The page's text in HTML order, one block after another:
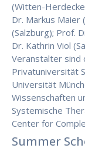
(Witten-
Dr. Markus Maier
(Salzburg); Prof.
Dr. Kathrin Viol
Veranstalter sind
Privatuniversität
Universität
Wissenschaften
Systemische
Center for
Summer